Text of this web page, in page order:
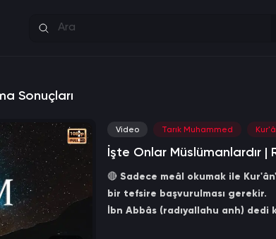
Sonuçları
Video Tarık Muhammed
İşte Onlar Müslümanlardır |
🔴 Sadece meâl okumak ile
bir tefsire başvurulması gerekir.
İbn Abbâs (radıyallahu